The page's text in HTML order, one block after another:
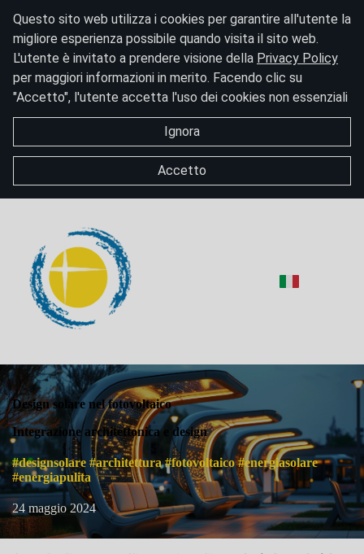
Questo sito web utilizza i cookies per garantire all'utente la
migliore esperienza possibile quando visita il sito web.
L'utente è invitato a prendere visione della Privacy Policy
per maggiori informazioni in merito. Facendo clic su
"Accetto", l'utente accetta l'uso dei cookies non essenziali
Ignora
Accetto
Design solare nel fotovoltaico
Integrazione architettonica e design
#designsolare #architettura #fotovoltaico #energiasolare
#energiapulita
24 maggio 2024